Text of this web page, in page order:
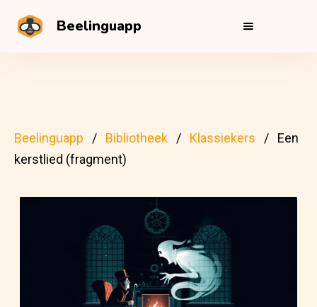
Beelinguapp
Beelinguapp Bibliotheek Klassiekers
Een
kerstlied (fragment)